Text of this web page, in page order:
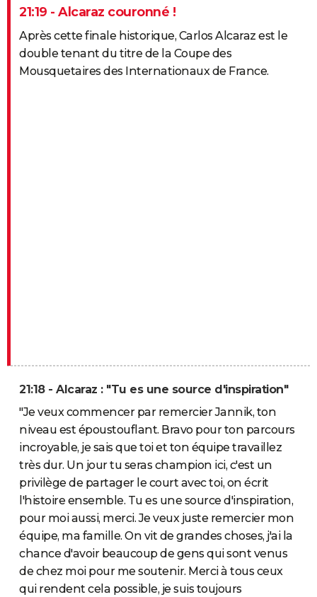
21:19 - Alcaraz couronné !
Après cette finale historique, Carlos Alcaraz est le
double tenant du titre de la Coupe des
Mousquetaires des Internationaux de France.
21:18 - Alcaraz : "Tu es une source d'inspiration"
"Je veux commencer par remercier Jannik, ton
niveau est époustouflant. Bravo pour ton parcours
incroyable, je sais que toi et ton équipe travaillez
très dur. Un jour tu seras champion ici, c'est un
privilège de partager le court avec toi, on écrit
l'histoire ensemble. Tu es une source d'inspiration,
pour moi aussi, merci. Je veux juste remercier mon
équipe, ma famille. On vit de grandes choses, j'ai la
chance d'avoir beaucoup de gens qui sont venus
de chez moi pour me soutenir. Merci à tous ceux
qui rendent cela possible, je suis toujours